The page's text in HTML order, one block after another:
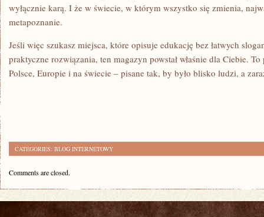
wyłącznie karą. I że w świecie, w którym wszystko się zmienia,
metapoznanie.
Jeśli więc szukasz miejsca, które opisuje edukację bez łatwych
praktyczne rozwiązania, ten magazyn powstał właśnie dla Ciebie.
Polsce, Europie i na świecie – pisane tak, by było blisko ludzi, a
CATEGORIES: BLOG INTERNETOWY
Comments are closed.